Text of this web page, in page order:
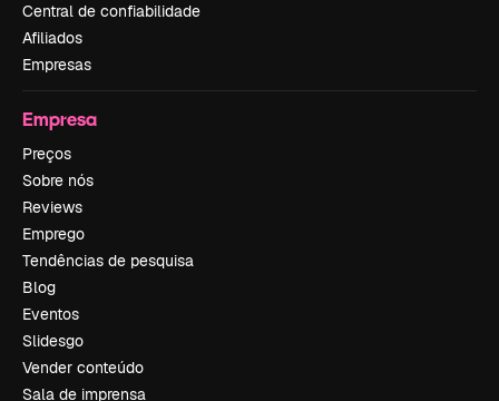
Central de confiabilidade
Afiliados
Empresas
Empresa
Preços
Sobre nós
Reviews
Emprego
Tendências de pesquisa
Blog
Eventos
Slidesgo
Vender conteúdo
Sala de imprensa